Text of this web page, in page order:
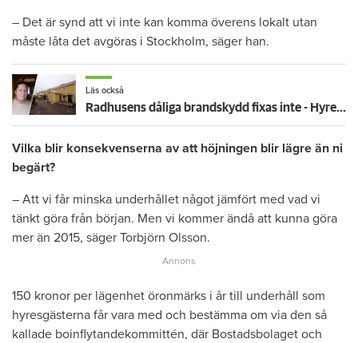
– Det är synd att vi inte kan komma överens lokalt utan
måste låta det avgöras i Stockholm, säger han.
Läs också
Radhusens dåliga brandskydd fixas inte - Hyresgästen Ida: "Det är katastrof"
Vilka blir konsekvenserna av att höjningen blir lägre än ni
begärt?
– Att vi får minska underhållet något jämfört med vad vi
tänkt göra från början. Men vi kommer ändå att kunna göra
mer än 2015, säger Torbjörn Olsson.
150 kronor per lägenhet öronmärks i år till underhåll som
hyresgästerna får vara med och bestämma om via den så
kallade boinflytandekommittén, där Bostadsbolaget och